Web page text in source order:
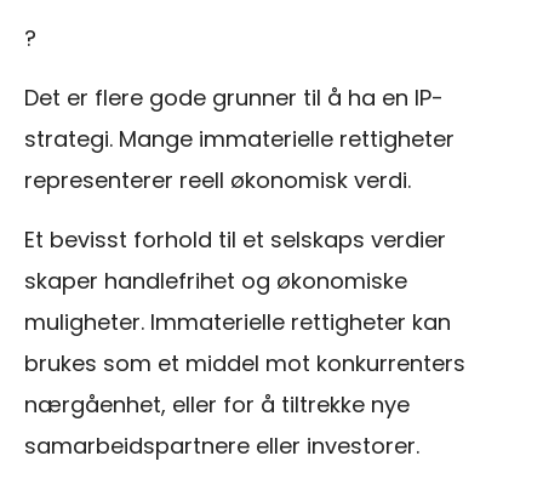
?
Det er flere gode grunner til å ha en IP-
strategi. Mange immaterielle rettigheter
representerer reell økonomisk verdi.
Et bevisst forhold til et selskaps verdier
skaper handlefrihet og økonomiske
muligheter. Immaterielle rettigheter kan
brukes som et middel mot konkurrenters
nærgåenhet, eller for å tiltrekke nye
samarbeidspartnere eller investorer.